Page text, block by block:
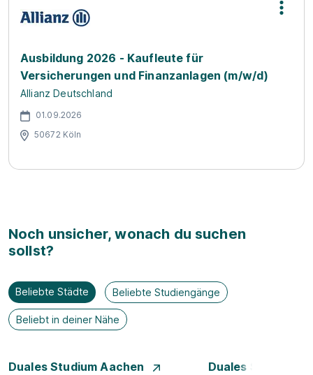
Ausbildung 2026 - Kaufleute für
Versicherungen und Finanzanlagen (m/w/d)
Allianz Deutschland
01.09.2026
50672 Köln
Noch unsicher, wonach du suchen
sollst?
Beliebte Städte Beliebte Studiengänge
Beliebt in deiner Nähe
Duales Studium Aachen
Duales Studium